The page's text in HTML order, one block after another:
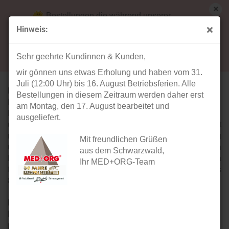
Hinweis:
Sehr geehrte Kundinnen & Kunden,
wir gönnen uns etwas Erholung und haben vom 31.
Juli (12:00 Uhr) bis 16. August Betriebsferien. Alle
Bestellungen in diesem Zeitraum werden daher erst
am Montag, den 17. August bearbeitet und
ausgeliefert.
Mit freundlichen Grüßen
aus dem Schwarzwald,
Ihr MED+ORG-Team
Bestellungen die während unserer
Betriebsferien (31. Juli ab 12:00 Uhr bis 16.
KARLOWSKY & EXNER
EXNER Fashion
steht für
Fachkompetenz in den
Bereichen Berufsbekleidung
und Corporate Clothing. Das Unternehmen bietet
modische und funktionale Damen und Herren Bekleidung
u.a. für den medizinischen Bereich. OP-Bekleidung von
EXNER ist in unisex-Größen sowohl für Damen als auch
für Herren in den Größen XS bis 10XL (weiß) bzw. XS bis
8XL (farbig) erhältlich.